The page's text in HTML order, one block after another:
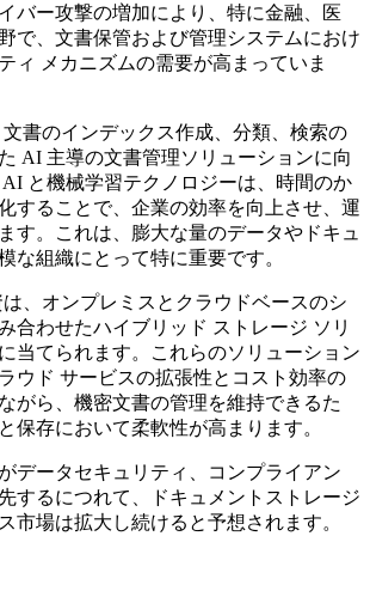
バー攻撃の増加により、特に金融、医
で、文書保管および管理システムにおけ
ィ メカニズムの需要が高まっていま
書のインデックス作成、分類、検索の
AI 主導の文書管理ソリューションに向
と機械学習テクノロジーは、時間のか
することで、企業の効率を向上させ、運
す。これは、膨大な量のデータやドキュ
な組織にとって特に重要です。
、オンプレミスとクラウドベースのシ
合わせたハイブリッド ストレージ ソリ
当てられます。これらのソリューション
ウド サービスの拡張性とコスト効率の
がら、機密文書の管理を維持できるた
保存において柔軟性が高まります。
データセキュリティ、コンプライアン
するにつれて、ドキュメントストレージ
市場は拡大し続けると予想されます。